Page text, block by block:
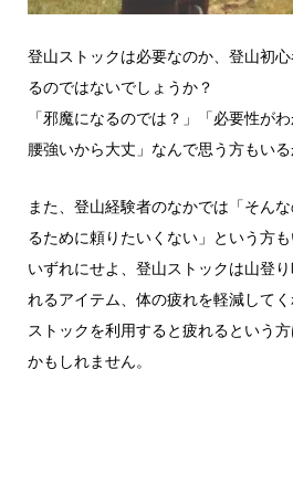
登山ストックは必要なのか、登山初
るのではないでしょうか？
「邪魔になるのでは？」「必要性が
腰強いから大丈」なんで思う方もいる
また、登山経験者のなかでは「そん
るために頼りたいくない」という方も
いずれにせよ、登山ストックは山登
れるアイテム、体の疲れを軽減してく
ストックを利用すると疲れるという
かもしれません。